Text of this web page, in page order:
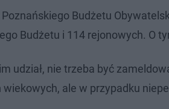
Budżetu
Budżetu i 114 rejonowych. O
udział, nie trzeba być
ale w przypadku